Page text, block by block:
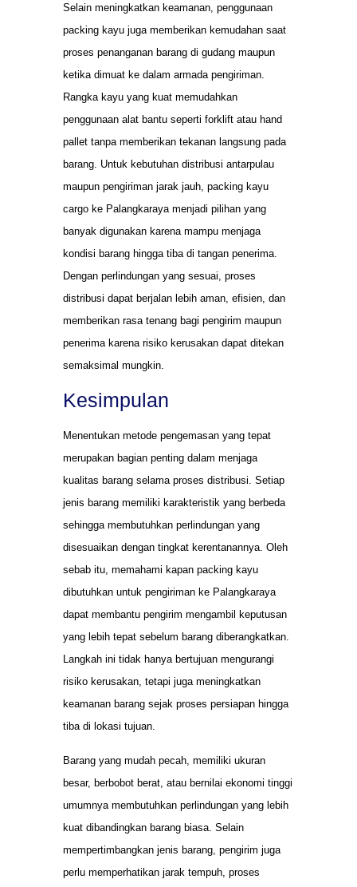
Selain meningkatkan keamanan, penggunaan
packing kayu juga memberikan kemudahan saat
proses penanganan barang di gudang maupun
ketika dimuat ke dalam armada pengiriman.
Rangka kayu yang kuat memudahkan
penggunaan alat bantu seperti forklift atau hand
pallet tanpa memberikan tekanan langsung pada
barang. Untuk kebutuhan distribusi antarpulau
maupun pengiriman jarak jauh, packing kayu
cargo ke Palangkaraya menjadi pilihan yang
banyak digunakan karena mampu menjaga
kondisi barang hingga tiba di tangan penerima.
Dengan perlindungan yang sesuai, proses
distribusi dapat berjalan lebih aman, efisien, dan
memberikan rasa tenang bagi pengirim maupun
penerima karena risiko kerusakan dapat ditekan
semaksimal mungkin.
Kesimpulan
Menentukan metode pengemasan yang tepat
merupakan bagian penting dalam menjaga
kualitas barang selama proses distribusi. Setiap
jenis barang memiliki karakteristik yang berbeda
sehingga membutuhkan perlindungan yang
disesuaikan dengan tingkat kerentanannya. Oleh
sebab itu, memahami kapan packing kayu
dibutuhkan untuk pengiriman ke Palangkaraya
dapat membantu pengirim mengambil keputusan
yang lebih tepat sebelum barang diberangkatkan.
Langkah ini tidak hanya bertujuan mengurangi
risiko kerusakan, tetapi juga meningkatkan
keamanan barang sejak proses persiapan hingga
tiba di lokasi tujuan.
Barang yang mudah pecah, memiliki ukuran
besar, berbobot berat, atau bernilai ekonomi tinggi
umumnya membutuhkan perlindungan yang lebih
kuat dibandingkan barang biasa. Selain
mempertimbangkan jenis barang, pengirim juga
perlu memperhatikan jarak tempuh, proses